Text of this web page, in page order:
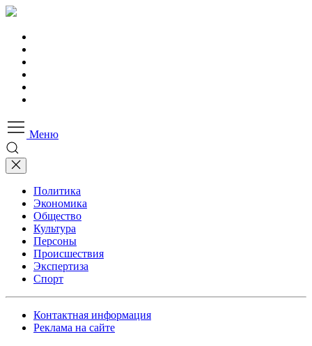
Меню
Политика
Экономика
Общество
Культура
Персоны
Происшествия
Экспертиза
Спорт
Контактная информация
Реклама на сайте